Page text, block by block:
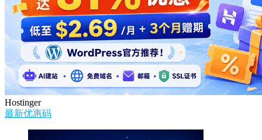
Hostinger
最新优惠码